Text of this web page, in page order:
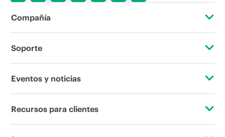
Compañía
Acerca de HPE
Responsabilidad corporativa
Soporte
Servicios de soporte operativo
Eventos y noticias
Eventos
Recursos para clientes
Contacta con nosotros